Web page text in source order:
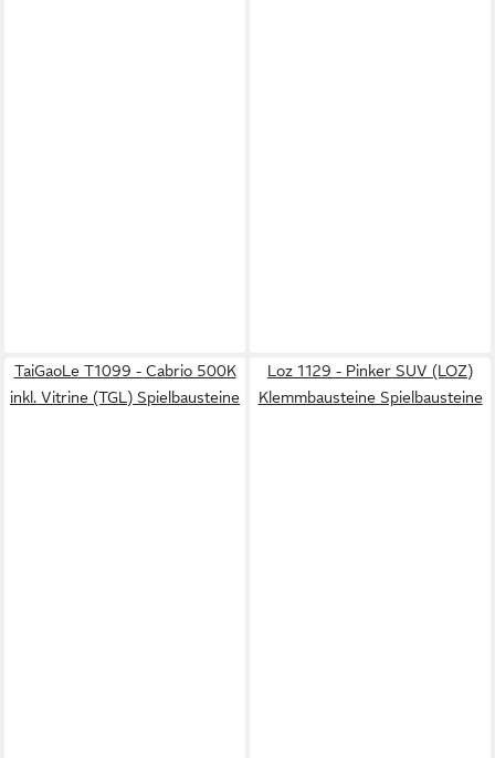
TaiGaoLe T1099 - Cabrio 500K
inkl. Vitrine (TGL) Spielbausteine
Loz 1129 - Pinker SUV (LOZ)
Klemmbausteine Spielbausteine